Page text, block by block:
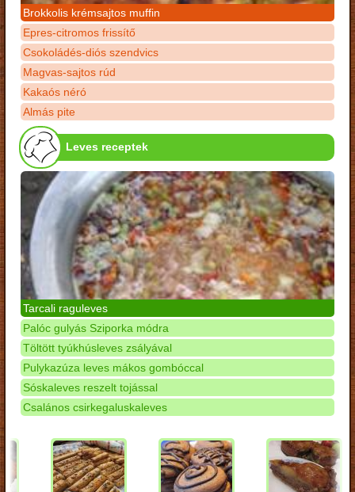
Brokkolis krémsajtos muffin
Epres-citromos frissítő
Csokoládés-diós szendvics
Magvas-sajtos rúd
Kakaós néró
Almás pite
Leves receptek
Tarcali raguleves
Palóc gulyás Sziporka módra
Töltött tyúkhúsleves zsályával
Pulykazúza leves mákos gombóccal
Sóskaleves reszelt tojással
Csalános csirkegaluskaleves